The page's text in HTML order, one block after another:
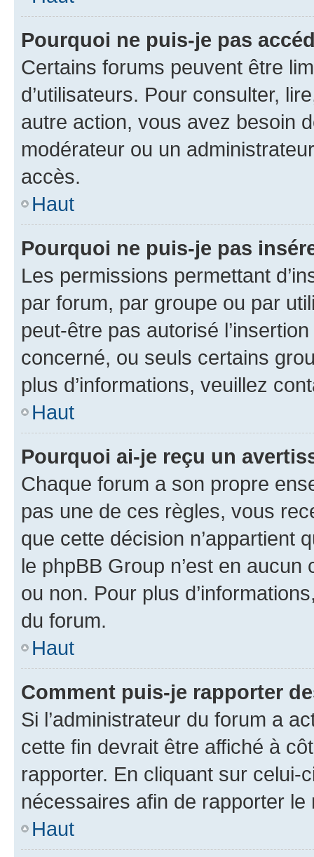
Pourquoi ne puis-je pas
Certains forums peuvent être
d’utilisateurs. Pour consulter,
autre action, vous avez besoin
modérateur ou un
accès.
Haut
Pourquoi ne puis-je pas
Les permissions permettant
par forum, par groupe ou par
peut-être pas autorisé
concerné, ou seuls certains
plus d’informations, veuillez
Haut
Pourquoi ai-je reçu un
Chaque forum a son propre
pas une de ces règles, vous
que cette décision n’appartient
le phpBB Group n’est en
ou non. Pour plus
du forum.
Haut
Comment puis-je rapporter
Si l’administrateur du forum a
cette fin devrait être affiché à
rapporter. En cliquant sur
nécessaires afin de rapporter le
Haut